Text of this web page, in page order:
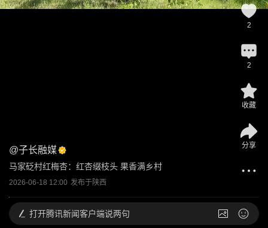
@子长融媒
马家砭村红梅杏：红杏缀枝头 果香满乡村
2026-06-18 12:00 发布于陕西
2
2
收藏
分享
打开腾讯新闻客户端说两句